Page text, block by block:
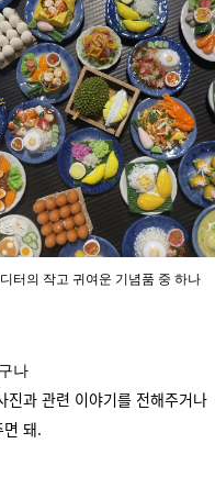
터의 작고 귀여운 기념품 중 하나
나
진과 관련 이야기를 전해주거나
면 돼.